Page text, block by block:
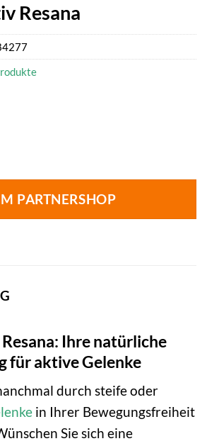
Resana
PARTNERSHOP
Ihre natürliche
für aktive Gelenke
durch steife oder
in Ihrer Bewegungsfreiheit
Sie sich eine